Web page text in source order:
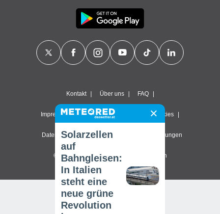
Kontakt Über uns FAQ
Impressum & Nutzungsbedingungen Cookies
Datenschutzerklärung Datenschutz-Einstellungen
© 2026 Meteored. Alle Rechte vorbehalten
Solarzellen
auf
Bahngleisen:
In Italien
steht eine
neue grüne
Revolution